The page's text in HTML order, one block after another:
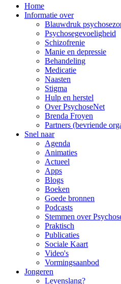
Main
Navigation
Home
Informatie over
Blauwdruk
Psychosegevoeligheid
Schizofrenie
Manie en depressie
Behandeling
Medicatie
Naasten
Stigma
Hulp en herstel
Over PsychoseNet
Brenda Froyen
Partners (bevriende
Snel naar
Agenda
Animaties
Actueel
Apps
Blogs
Boeken
Goede bronnen
Podcasts
Stemmen over
Praktisch
Publicaties
Sociale Kaart
Video's
Vormingsaanbod
Jongeren
Levenslang?